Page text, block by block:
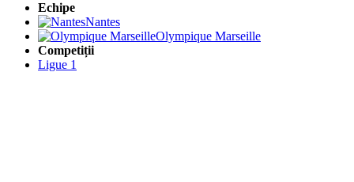
Echipe
Nantes
Olympique Marseille
Competiții
Ligue 1